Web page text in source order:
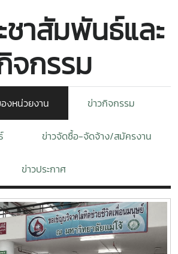
ชาสัมพันธ์และ
จกรรม
งหน่วยงาน ข่าวกิจกรรม
ข่าวจัดซื้อ-จัดจ้าง/สมัครงาน
ข่าวประกาศ